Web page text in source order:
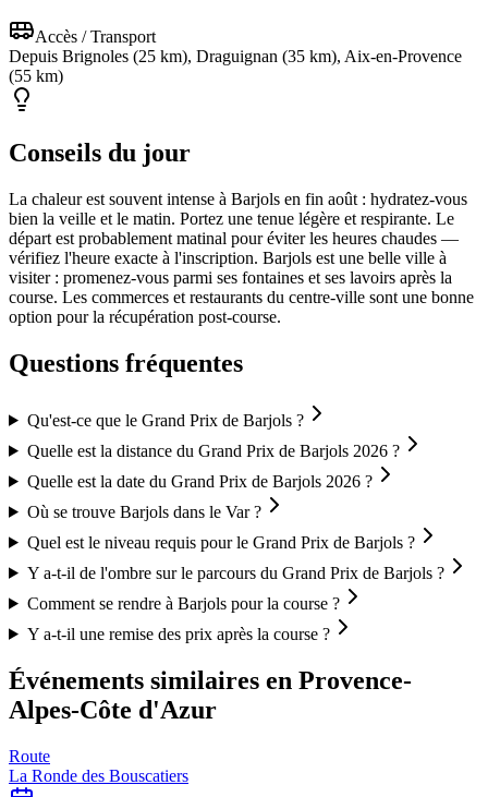
Accès / Transport
Depuis Brignoles (25 km), Draguignan (35 km), Aix-en-Provence
(55 km)
Conseils du jour
La chaleur est souvent intense à Barjols en fin août : hydratez-vous
bien la veille et le matin. Portez une tenue légère et respirante. Le
départ est probablement matinal pour éviter les heures chaudes —
vérifiez l'heure exacte à l'inscription. Barjols est une belle ville à
visiter : promenez-vous parmi ses fontaines et ses lavoirs après la
course. Les commerces et restaurants du centre-ville sont une bonne
option pour la récupération post-course.
Questions fréquentes
Qu'est-ce que le Grand Prix de Barjols ?
Quelle est la distance du Grand Prix de Barjols 2026 ?
Quelle est la date du Grand Prix de Barjols 2026 ?
Où se trouve Barjols dans le Var ?
Quel est le niveau requis pour le Grand Prix de Barjols ?
Y a-t-il de l'ombre sur le parcours du Grand Prix de Barjols ?
Comment se rendre à Barjols pour la course ?
Y a-t-il une remise des prix après la course ?
Événements similaires en Provence-
Alpes-Côte d'Azur
Route
La Ronde des Bouscatiers